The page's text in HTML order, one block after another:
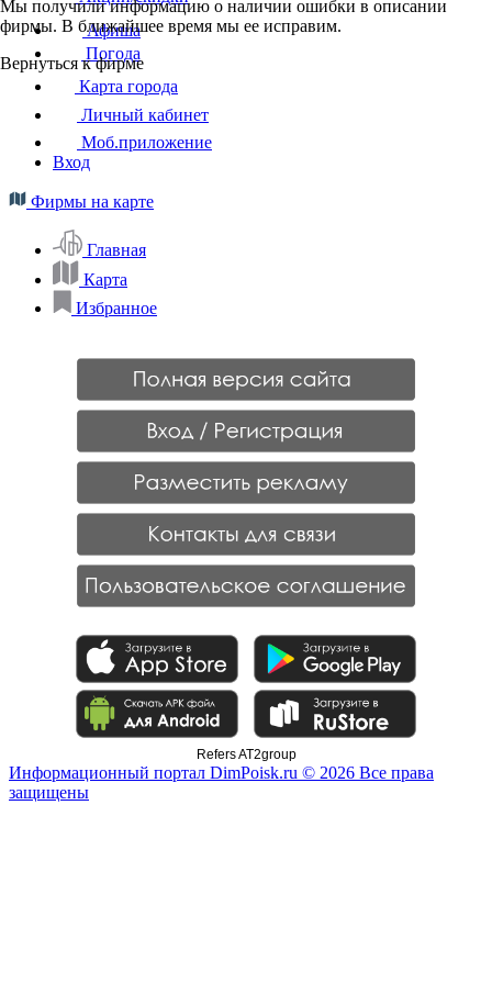
Мы получили информацию о наличии ошибки в описании
фирмы. В ближайшее время мы ее исправим.
Вернуться к фирме
Афиша
Погода
Карта города
Личный кабинет
Моб.приложение
Вход
Фирмы на карте
Главная
Карта
Избранное
Refers AT2group
Информационный портал DimPoisk.ru © 2026 Все права
защищены